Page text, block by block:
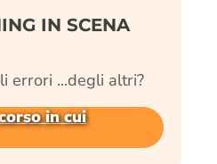
IN SCENA
errori ...degli altri?
in cui